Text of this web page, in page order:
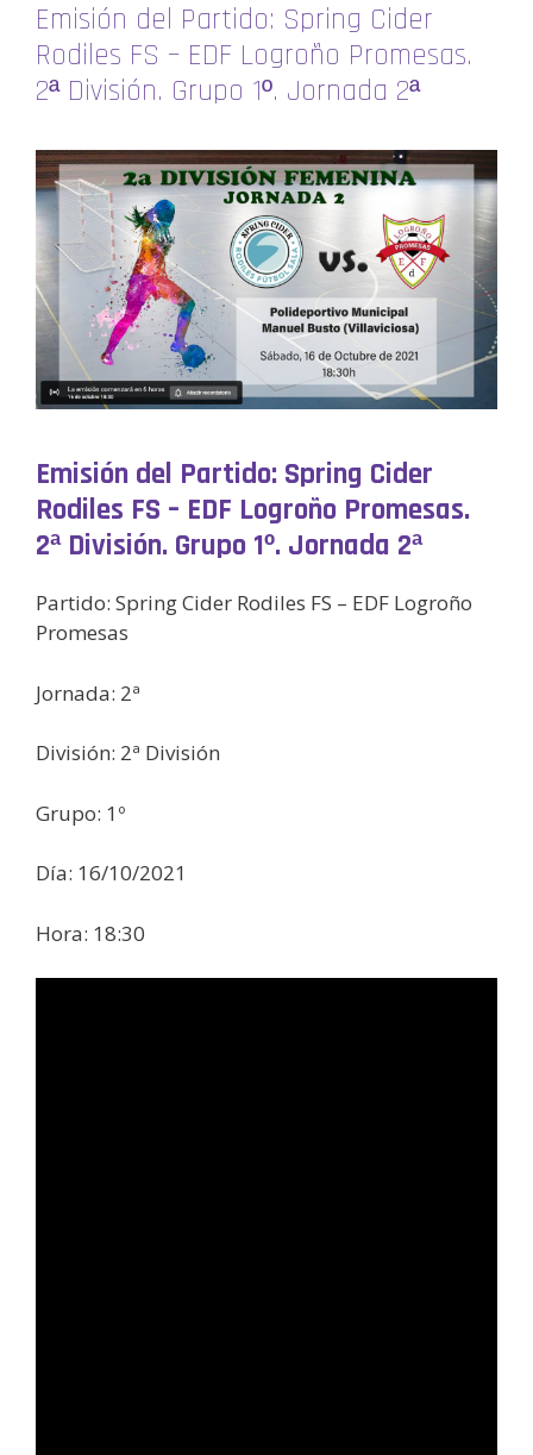
Emisión del Partido: Spring Cider
Rodiles FS – EDF Logroño Promesas.
2ª División. Grupo 1º. Jornada 2ª
Emisión del Partido: Spring Cider
Rodiles FS – EDF Logroño Promesas.
2ª División. Grupo 1º. Jornada 2ª
Partido: Spring Cider Rodiles FS – EDF Logroño
Promesas
Jornada: 2ª
División: 2ª División
Grupo: 1º
Día: 16/10/2021
Hora: 18:30